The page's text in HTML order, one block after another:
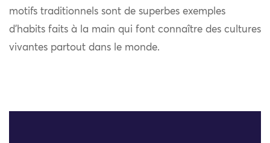
motifs traditionnels sont de superbes exemples
d’habits faits à la main qui font connaître des cultures
vivantes partout dans le monde.